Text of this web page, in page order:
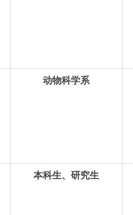
动物科学系
本科生、研究生